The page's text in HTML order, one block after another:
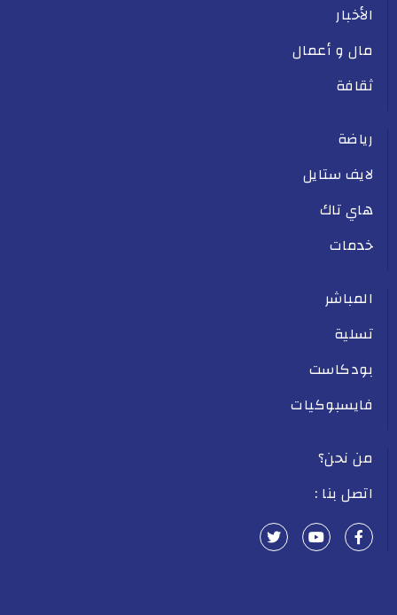
الأخبار
مال و أعمال
ثقافة
رياضة
لايف ستايل
هاي تاك
خدمات
المباشر
تسلية
بودكاست
فايسبوكيات
من نحن؟
اتصل بنا :